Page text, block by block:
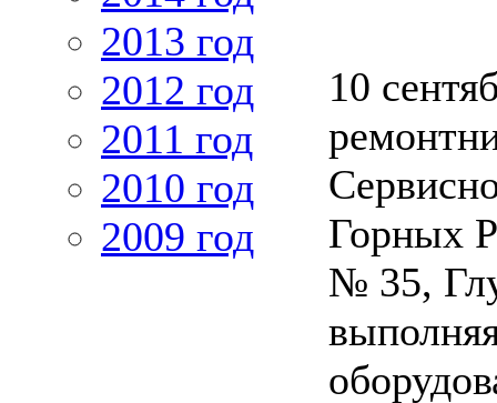
2013 год
2012 год
2011 год
2010 год
2009 год
10
Горных
№ 35,